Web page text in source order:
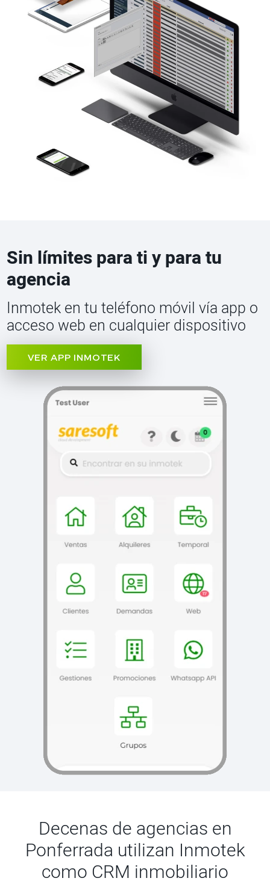
Sin límites para ti y para tu
agencia
Inmotek en tu teléfono móvil vía app o
acceso web en cualquier dispositivo
VER APP INMOTEK
Decenas de agencias en
Ponferrada utilizan Inmotek
como CRM inmobiliario